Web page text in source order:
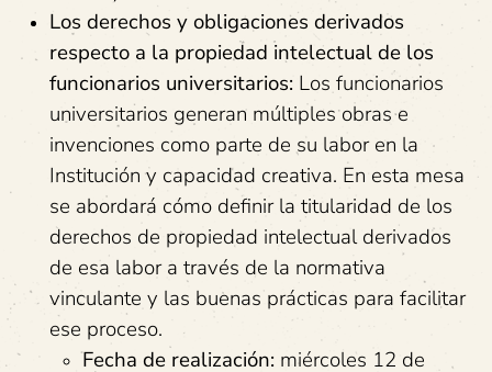
Los derechos y obligaciones derivados
respecto a la propiedad intelectual de los
funcionarios universitarios: Los funcionarios
universitarios generan múltiples obras e
invenciones como parte de su labor en la
Institución y capacidad creativa. En esta mesa
se abordará cómo definir la titularidad de los
derechos de propiedad intelectual derivados
de esa labor a través de la normativa
vinculante y las buenas prácticas para facilitar
ese proceso.
Fecha de realización: miércoles 12 de